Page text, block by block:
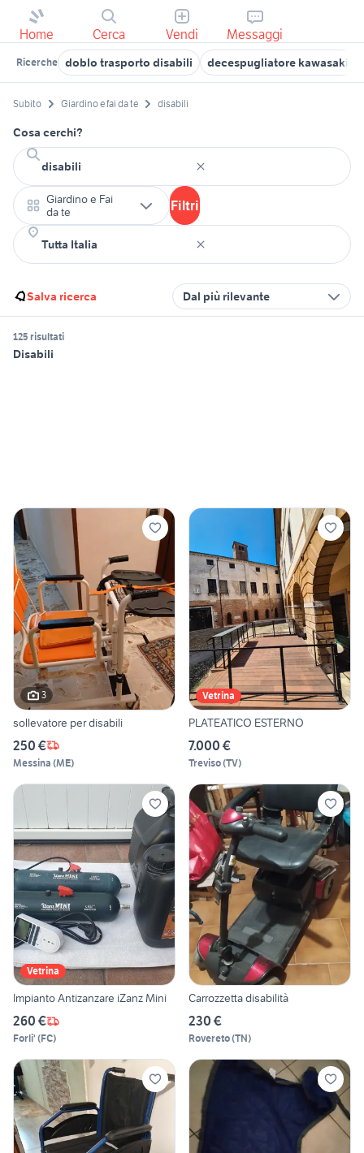
Home Cerca Vendi Messaggi
Ricerche doblo trasporto disabili decespugliatore kawasaki
Subito Giardino e fai da te disabili
Cosa cerchi?
Giardino e Fai
da te
Filtri
Salva ricerca Dal più rilevante
125 risultati
Disabili
3
sollevatore per disabili
250 €
Messina (ME)
Vetrina
PLATEATICO ESTERNO
7.000 €
Treviso(TV)
Vetrina
Impianto Antizanzare iZanz Mini
260 €
Forli' (FC)
Carrozzetta disabilità
230 €
Rovereto(TN)